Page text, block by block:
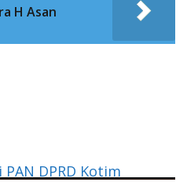
H Asan
PAN DPRD Kotim